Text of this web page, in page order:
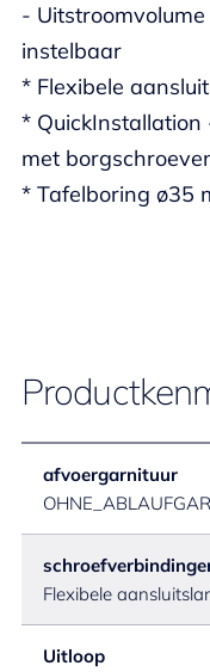
-
instelbaar
* Flexibele
*
met
* Tafelboring ø35
afvoergarnituur
Flexibele
Uitloop